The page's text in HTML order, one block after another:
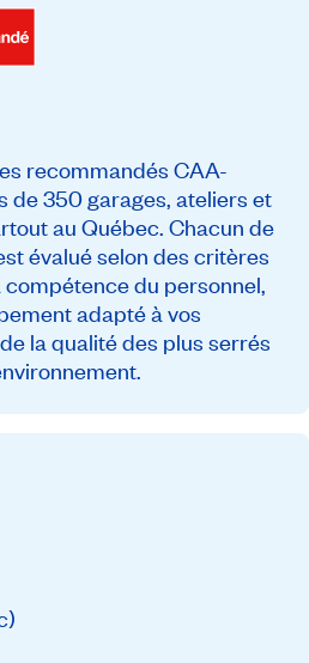
recommandés CAA-
de 350 garages, ateliers et
au Québec. Chacun de
évalué selon des critères
du personnel,
adapté à vos
la qualité des plus serrés